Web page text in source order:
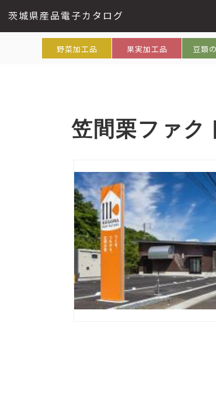
茨城県産品電子カタログ
笠間栗ファク
野菜加工品 果実加工品 豆類